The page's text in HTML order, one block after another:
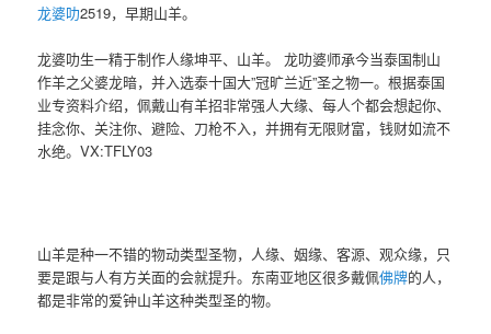
龙婆叻2519，早期山羊。
龙婆叻生一精于制作人缘坤平、山羊。 龙叻婆师承今当泰国制山
作羊之父婆龙暗，并入选泰十国大”冠旷兰近”圣之物一。根据泰国
业专资料介绍，佩戴山有羊招非常强人大缘、每人个都会想起你、
挂念你、关注你、避险、刀枪不入，并拥有无限财富，钱财如流不
水绝。VX:TFLY03
山羊是种一不错的物动类型圣物，人缘、姻缘、客源、观众缘，只
要是跟与人有方关面的会就提升。东南亚地区很多戴佩佛牌的人，
都是非常的爱钟山羊这种类型圣的物。